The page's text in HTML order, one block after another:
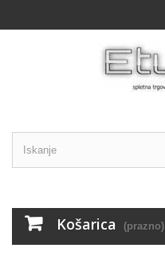
Košarica (prazno)